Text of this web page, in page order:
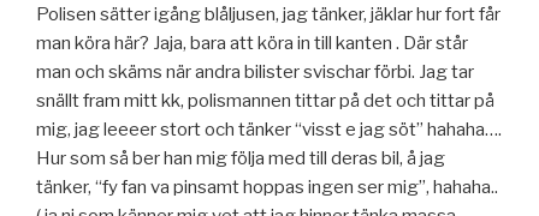
Polisen sätter igång blåljusen, jag tänker, jäklar hur fort får
man köra här? Jaja, bara att köra in till kanten . Där står
man och skäms när andra bilister svischar förbi. Jag tar
snällt fram mitt kk, polismannen tittar på det och tittar på
mig, jag leeeer stort och tänker “visst e jag söt” hahaha….
Hur som så ber han mig följa med till deras bil, å jag
tänker, “fy fan va pinsamt hoppas ingen ser mig”, hahaha..